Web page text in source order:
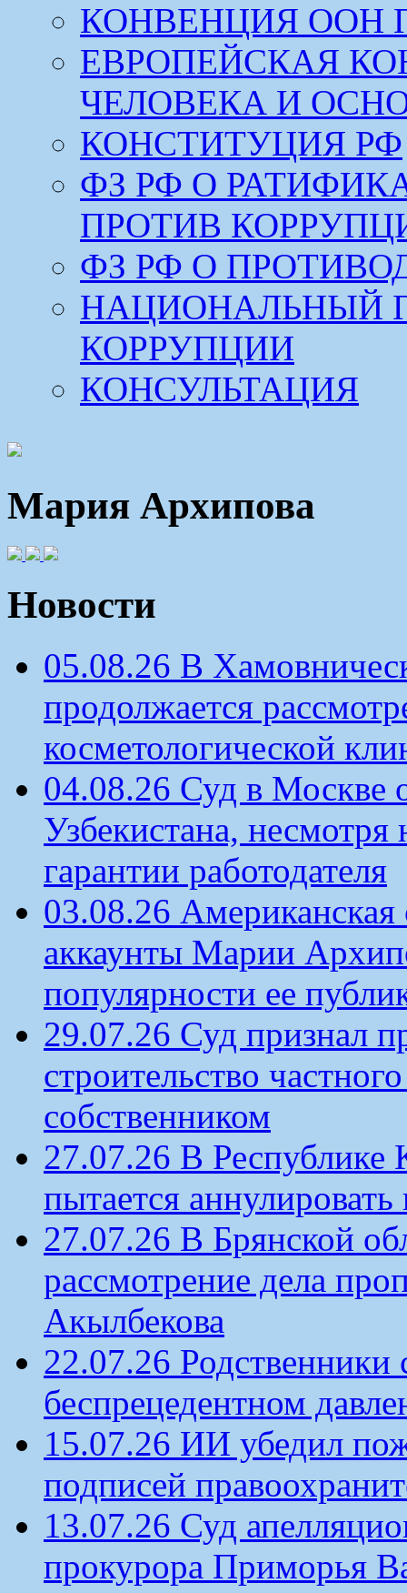
КОНВЕНЦИЯ ООН
ЕВРОПЕЙСКАЯ
ЧЕЛОВЕКА И
КОНСТИТУЦИЯ РФ
ФЗ РФ О
ПРОТИВ
ФЗ РФ О
НАЦИОНАЛЬНЫЙ
КОРРУПЦИИ
КОНСУЛЬТАЦИЯ
Мария Архипова
Новости
05.08.26 В
продолжается
косметологической
04.08.26 Суд в Москве
Узбекистана,
гарантии работодателя
03.08.26 Американская
аккаунты Марии
популярности ее
29.07.26 Суд признал
строительство
собственником
27.07.26 В
пытается аннулировать
27.07.26 В Брянской
рассмотрение дела
Акылбекова
22.07.26
беспрецедентном
15.07.26 ИИ убедил
подписей
13.07.26 Суд
прокурора Приморья